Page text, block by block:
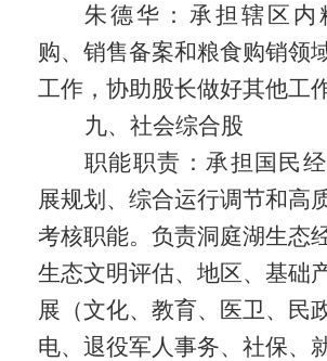
朱德华：承担辖区内
购、销售备案和粮食购销领
工作，协助股长做好其他工作
九、社会综合股
职能职责：承担国民
展规划、综合运行调节和高
考核职能。负责洞庭湖生态
生态文明评估、地区、基础
展（文化、教育、医卫、民
电、退役军人事务、社保、